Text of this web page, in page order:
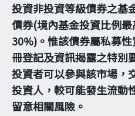
投資非投資等級債券之基
債券(境內基金投資比例
30%)。惟該債券屬私募
冊登記及資訊揭露之特別
投資者可以參與該市場，
投資人，較可能發生流動
留意相關風險。